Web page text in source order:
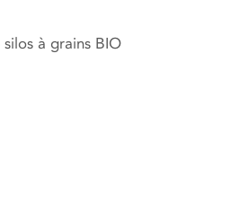
à grains BIO